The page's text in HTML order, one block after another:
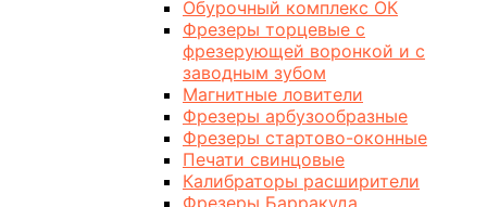
Обурочный комплекс ОК
Фрезеры торцевые с
фрезерующей воронкой и с
заводным зубом
Магнитные ловители
Фрезеры арбузообразные
Фрезеры стартово-оконные
Печати свинцовые
Калибраторы расширители